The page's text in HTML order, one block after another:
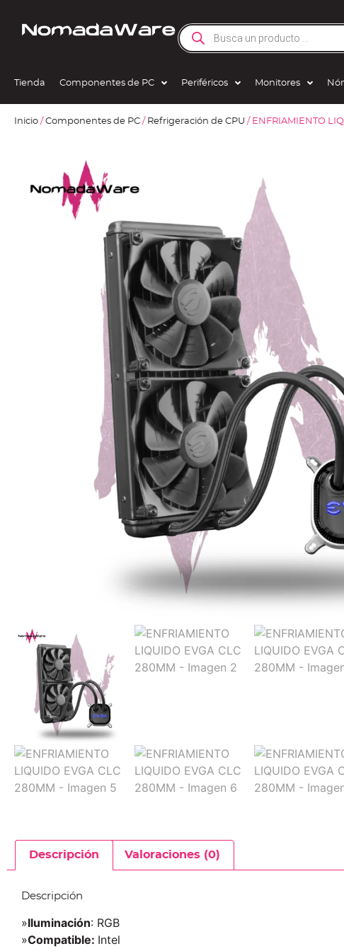
Tienda Componentes de PC Periféricos Monitores
Inicio / Componentes de PC / Refrigeración de CPU / ENFRIAMIENTO
Descripción Valoraciones (0)
Descripción
»Iluminación: RGB
»Compatible: Intel